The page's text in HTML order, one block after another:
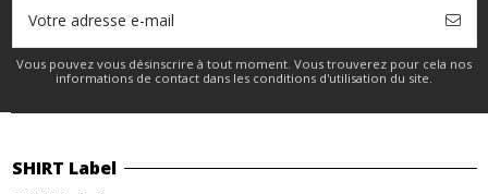
Vous pouvez vous désinscrire à tout moment. Vous trouverez pour cela nos
informations de contact dans les conditions d'utilisation du site.
SHIRT Label